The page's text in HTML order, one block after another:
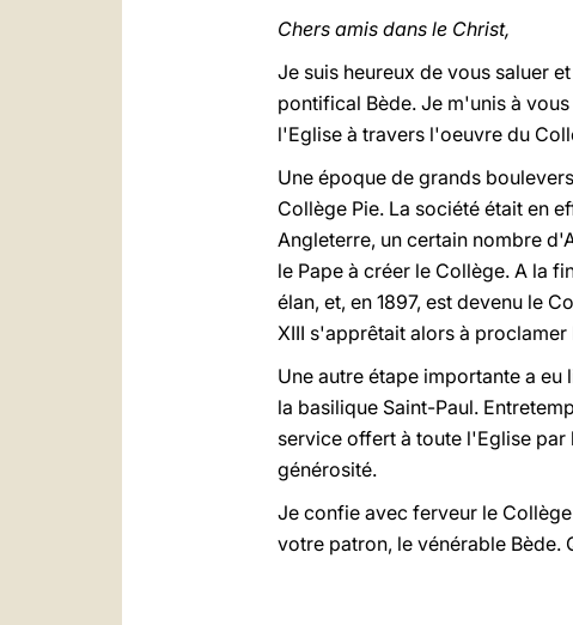
Chers amis dans le Christ,
Je suis heureux de vous saluer
pontifical Bède. Je m'unis à
l'Eglise à travers l'oeuvre du
Une époque de grands
Collège Pie. La société était en
Angleterre, un certain nombre
le Pape à créer le Collège. A la
élan, et, en 1897, est devenu le
XIII s'apprêtait alors à
Une autre étape importante a
la basilique Saint-Paul.
service offert à toute l'Eglise par
générosité.
Je confie avec ferveur le
votre patron, le vénérable Bède.